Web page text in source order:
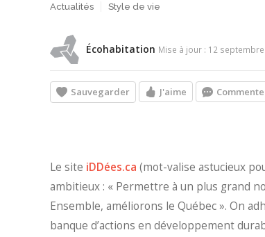
Actualités Style de vie
Écohabitation Mise à jour : 12 septembre
Sauvegarder J'aime
Le site iDDées.ca (mot-valise astucieux
ambitieux : « Permettre à un plus grand
Ensemble, améliorons le Québec ». On
banque d’actions en développement